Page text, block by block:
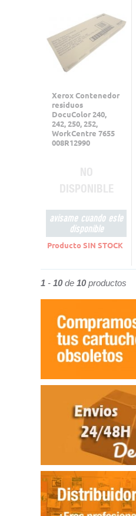
Producto SIN STOCK
Xerox Contenedor
residuos
DocuColor 240,
242, 250, 252,
WorkCentre 7655
008R12990
NO
DISPONIBLE
avisame cuando este
disponible
1 - 10de 10productos